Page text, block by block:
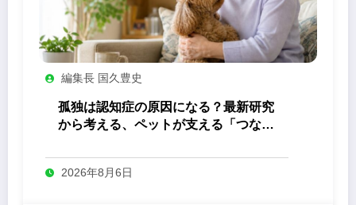
編集長 国久豊史
孤独は認知症の原因になる？最新研究
から考える、ペットが支える「つなが
2026年8月6日